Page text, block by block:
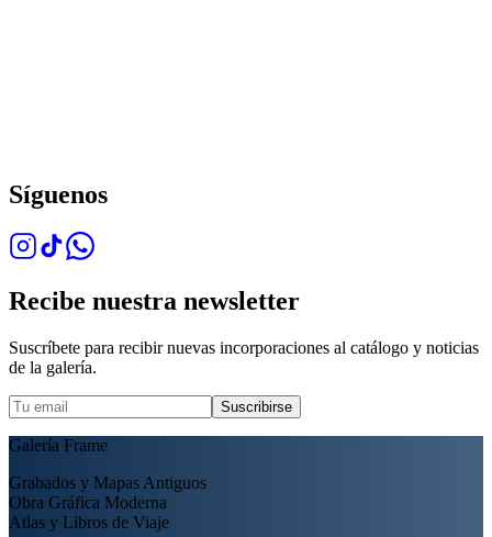
Síguenos
Recibe nuestra newsletter
Suscríbete para recibir nuevas incorporaciones al catálogo y noticias
de la galería.
Suscribirse
Galería Frame
Grabados y Mapas Antiguos
Obra Gráfica Moderna
Atlas y Libros de Viaje